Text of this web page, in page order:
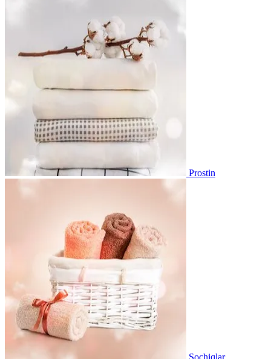
Prostin
Sochiqlar